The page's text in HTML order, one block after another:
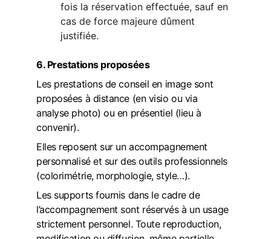
fois la réservation effectuée, sauf en
cas de force majeure dûment
justifiée.
6. Prestations proposées
Les prestations de conseil en image sont
proposées à distance (en visio ou via
analyse photo) ou en présentiel (lieu à
convenir).
Elles reposent sur un accompagnement
personnalisé et sur des outils professionnels
(colorimétrie, morphologie, style…).
Les supports fournis dans le cadre de
l’accompagnement sont réservés à un usage
strictement personnel. Toute reproduction,